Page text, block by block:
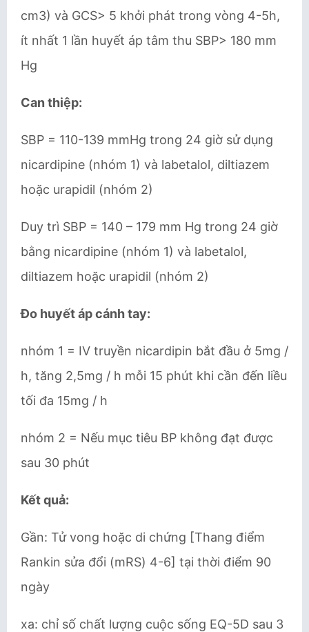
cm3) và GCS> 5 khởi phát trong vòng 4-5h,
ít nhất 1 lần huyết áp tâm thu SBP> 180 mm
Hg
Can thiệp:
SBP = 110-139 mmHg trong 24 giờ sử dụng
nicardipine (nhóm 1) và labetalol, diltiazem
hoặc urapidil (nhóm 2)
Duy trì SBP = 140 – 179 mm Hg trong 24 giờ
bằng nicardipine (nhóm 1) và labetalol,
diltiazem hoặc urapidil (nhóm 2)
Đo huyết áp cánh tay:
nhóm 1 = IV truyền nicardipin bắt đầu ở 5mg /
h, tăng 2,5mg / h mỗi 15 phút khi cần đến liều
tối đa 15mg / h
nhóm 2 = Nếu mục tiêu BP không đạt được
sau 30 phút
Kết quả:
Gần: Tử vong hoặc di chứng [Thang điểm
Rankin sửa đổi (mRS) 4-6] tại thời điểm 90
ngày
xa: chỉ số chất lượng cuộc sống EQ-5D sau 3